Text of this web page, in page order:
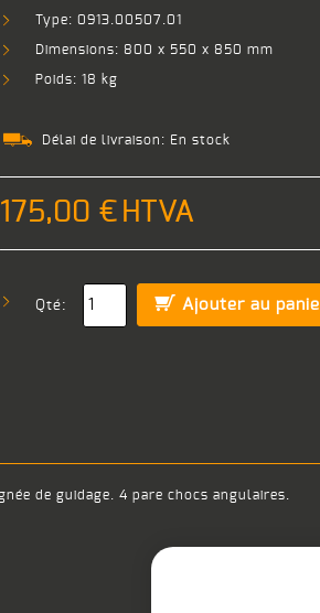
Type: 0913.00507.01
Dimensions: 800 x 550 x 850 mm
Poids: 18 kg
Délai de livraison: En stock
175,00 € HTVA
Qté: Ajouter au
de guidage. 4 pare chocs angulaires.